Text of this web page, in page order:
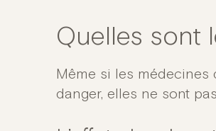
Quelles sont
Même si les
danger, elles ne sont